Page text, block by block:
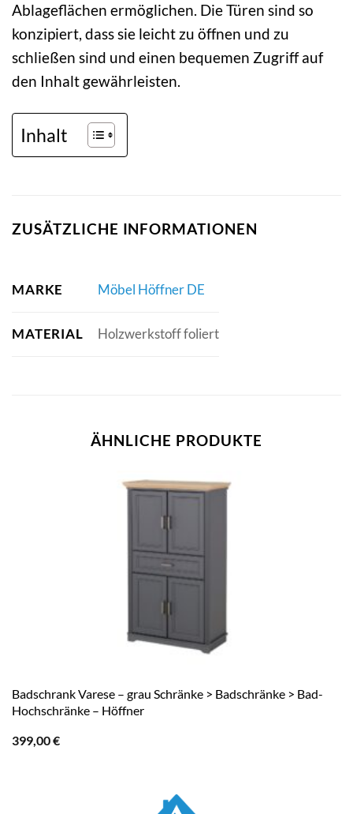
Ablageflächen ermöglichen. Die Türen sind so
konzipiert, dass sie leicht zu öffnen und zu
schließen sind und einen bequemen Zugriff auf
den Inhalt gewährleisten.
Inhalt
ZUSÄTZLICHE INFORMATIONEN
MARKE Möbel Höffner DE
MATERIAL Holzwerkstoff foliert
ÄHNLICHE PRODUKTE
Badschrank Varese – grau Schränke > Badschränke > Bad-
Hochschränke – Höffner
399,00€